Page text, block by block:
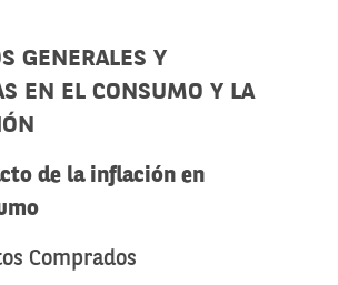
GENERALES Y
EN EL CONSUMO Y LA
de la inflación en
Comprados